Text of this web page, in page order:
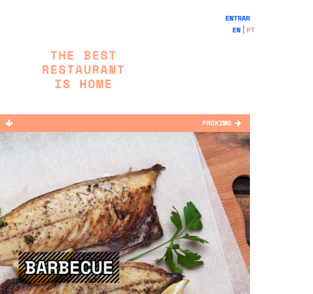
ENTRAR
EN
PT
PRÓXIMO